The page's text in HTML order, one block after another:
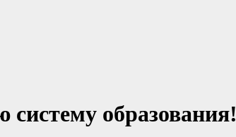
образования!